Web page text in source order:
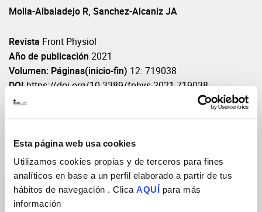
Esta página web usa cookies
Utilizamos cookies propias y de terceros para fines
analíticos en base a un perfil elaborado a partir de tus
hábitos de navegación . Clica AQUÍ para más
información
Molla-Albaladejo R, Sanchez-Alcaniz JA
Revista Front Physiol
Año de publicación 2021
Volumen: Páginas(inicio-fin) 12: 719038
DOIhttps://doi.org/10.3389/fphys.2021.719038
Grupos de Investigación